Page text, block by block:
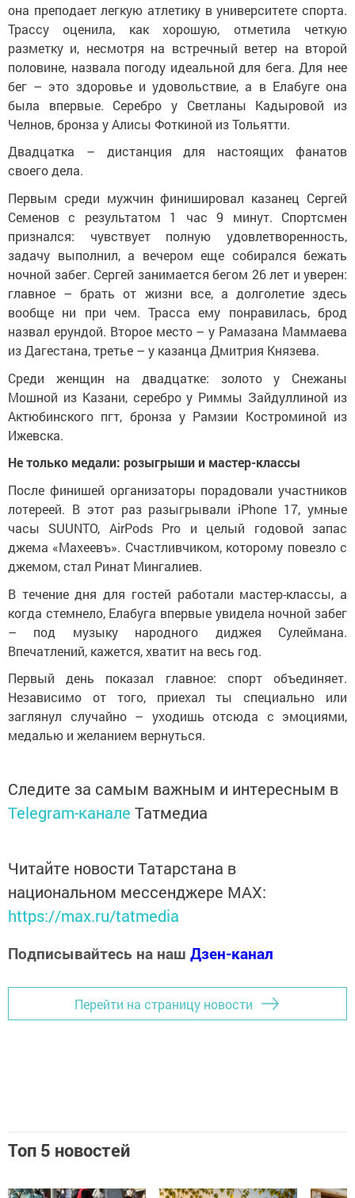
она преподает легкую атлетику в университете спорта.
Трассу оценила, как хорошую, отметила четкую
разметку и, несмотря на встречный ветер на второй
половине, назвала погоду идеальной для бега. Для нее
бег – это здоровье и удовольствие, а в Елабуге она
была впервые. Серебро у Светланы Кадыровой из
Челнов, бронза у Алисы Фоткиной из Тольятти.
Двадцатка – дистанция для настоящих фанатов
своего дела.
Первым среди мужчин финишировал казанец Сергей
Семенов с результатом 1 час 9 минут. Спортсмен
признался: чувствует полную удовлетворенность,
задачу выполнил, а вечером еще собирался бежать
ночной забег. Сергей занимается бегом 26 лет и уверен:
главное – брать от жизни все, а долголетие здесь
вообще ни при чем. Трасса ему понравилась, брод
назвал ерундой. Второе место – у Рамазана Маммаева
из Дагестана, третье – у казанца Дмитрия Князева.
Среди женщин на двадцатке: золото у Снежаны
Мошной из Казани, серебро у Риммы Зайдуллиной из
Актюбинского пгт, бронза у Рамзии Костроминой из
Ижевска.
Не только медали: розыгрыши и мастер-классы
После финишей организаторы порадовали участников
лотереей. В этот раз разыгрывали iPhone 17, умные
часы SUUNTO, AirPods Pro и целый годовой запас
джема «Махеевъ». Счастливчиком, которому повезло с
джемом, стал Ринат Мингалиев.
В течение дня для гостей работали мастер-классы, а
когда стемнело, Елабуга впервые увидела ночной забег
– под музыку народного диджея Сулеймана.
Впечатлений, кажется, хватит на весь год.
Первый день показал главное: спорт объединяет.
Независимо от того, приехал ты специально или
заглянул случайно – уходишь отсюда с эмоциями,
медалью и желанием вернуться.
Следите за самым важным и интересным в
Telegram-канале Татмедиа
Читайте новости Татарстана в
национальном мессенджере MАХ:
https://max.ru/tatmedia
Подписывайтесь на наш Дзен-канал
Перейти на страницу новости
Топ 5 новостей